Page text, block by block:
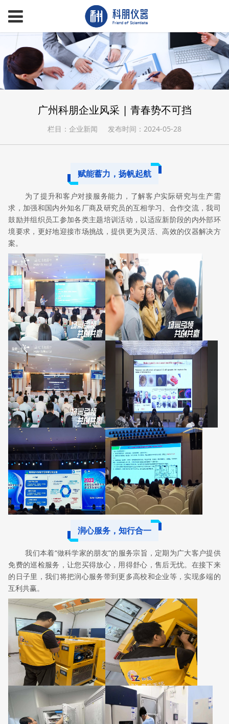
广州科朋企业风采 | 青春势不可挡
栏目：企业新闻 发布时间：2024-05-28
赋能蓄力，扬帆起航
为了提升和客户对接服务能力，了解客户实际研究与生产需
求，加强和国内外知名厂商及研究员的互相学习、合作交流，我司
鼓励并组织员工参加各类主题培训活动，以适应新阶段的内外部环
境要求，更好地迎接市场挑战，提供更为灵活、高效的仪器解决方
案。
润心服务，知行合一
我们本着“做科学家的朋友”的服务宗旨，定期为广大客户提供
免费的巡检服务，让您买得放心，用得舒心，售后无忧。在接下来
的日子里，我们将把润心服务带到更多高校和企业等，实现多端的
互利共赢。